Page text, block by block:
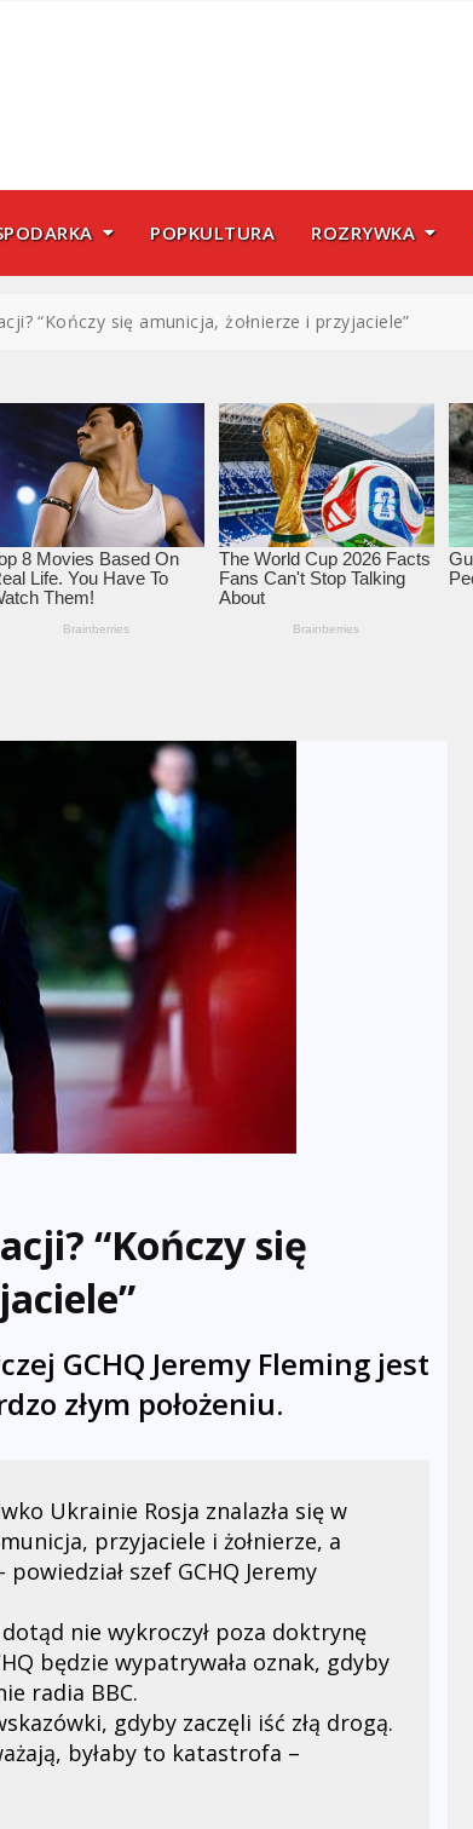
POPKULTURA ROZRYWKA
“Kończy się amunicja, żołnierze i przyjaciele”
“Kończy się
GCHQ Jeremy Fleming jest
złym położeniu.
Ukrainie Rosja znalazła się w
przyjaciele i żołnierze, a
powiedział szef GCHQ Jeremy
nie wykroczył poza doktrynę
będzie wypatrywała oznak, gdyby
radia BBC.
gdyby zaczęli iść złą drogą.
byłaby to katastrofa –